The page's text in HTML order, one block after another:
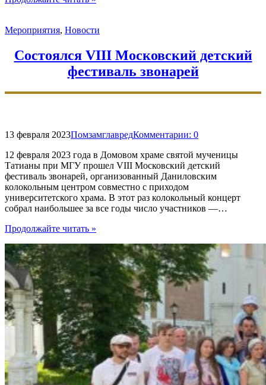
и
звонари
Колокольного
центра
монастыря
«Всецарица»"
Мероприятия, Новости
Состоялся VIII Московский детский
фестиваль звонарей
13 февраля 2023ПомзамглавредКомментарии: 0
12 февраля 2023 года в Домовом храме святой мученицы
Татианы при МГУ прошел VIII Московский детский
фестиваль звонарей, организованный Даниловским
колокольным центром совместно с приходом
университетского храма. В этот раз колокольный концерт
собрал наибольшее за все годы число участников —…
Продолжайте читать "Состоялся
Московский
детский
фестиваль
звонарей"
»